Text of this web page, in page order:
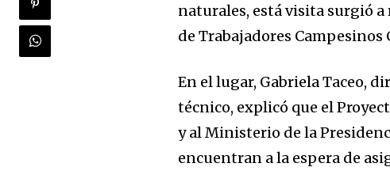
naturales, está visita surgió
de Trabajadores Campesinos
En el lugar, Gabriela Taceo,
técnico, explicó que el
y al Ministerio de la
encuentran a la espera de